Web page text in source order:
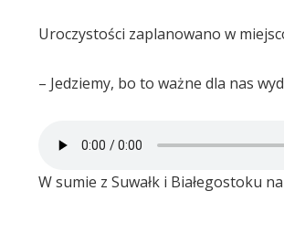
Uroczystości zaplanowano w
– Jedziemy, bo to ważne dla nas
W sumie z Suwałk i Białegostoku